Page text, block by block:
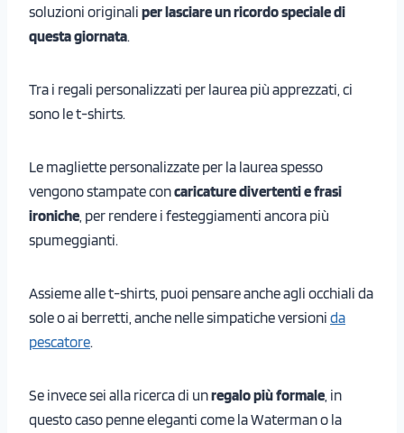
soluzioni originali per lasciare un ricordo speciale di
questa giornata.
Tra i regali personalizzati per laurea più apprezzati, ci
sono le t-shirts.
Le magliette personalizzate per la laurea spesso
vengono stampate concaricature divertenti e frasi
ironiche , per rendere i festeggiamenti ancora più
spumeggianti.
Assieme alle t-shirts, puoi pensare anche agli occhiali da
sole o ai berretti, anche nelle simpatiche versioni da
pescatore.
Se invece sei alla ricerca di unregalo più formale , in
questo caso penne eleganti come la Waterman o la